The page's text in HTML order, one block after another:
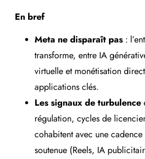
En bref
Meta ne disparaît pas :
transforme, entre IA
virtuelle et monétisation
applications clés.
Les signaux de turbulence
régulation, cycles de
cohabitent avec une cadence
soutenue (Reels, IA